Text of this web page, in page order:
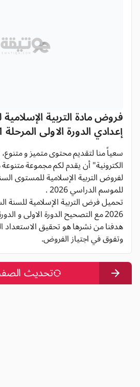
فروض مادة التربية
إعدادي الدورة الاولى المرحلة 1 الفرض 3
سعياً منا لتقديم محتوى متميز و
الكترونية" أن يقدم لكم مجموعة
لفروض التربية الإسلامية للمستوى
للموسم الدراسي 2026 .
تحميل فرض التربية الإسلامية للسنة
2026 مع التصحيح الدورة الاولى و الدورة الثانية,
هدفنا من نشرها هو تحقيق الاستعداد
وتفوق في اجتياز الفروض.
تحديث